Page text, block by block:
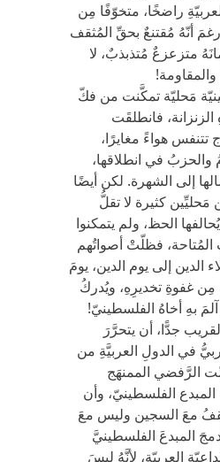
راضخًا، متخوّفًا مِن
أنّهُ مُقتنعٌ بحقِّ المُثقف
متزعزعٌ مُتذبذبٌ، لا
مَحليّة تمكَّنت من فكّ
فانطلقَت
هواءً مغايرًا،
والحزبُ في انطلاقها،
إلى الشهرة. لكن أيضًا
كثيرة لا تقلُّ
الحظ، ولم يتمكنوا
فظلّتْ أصواتُهم
إلى يوم الدين، يومَ
مِن غفوةِ تخديرِهِ، ويُدركُ
بهِ أخاهُ الفلسطينيّ!
جدًّا، أن يتحرَّرَ
في الدولِ العربيَّةِ من
الرَّفضي الممنهَج
المبدع الفلسطينيّ، وأن
يقفُ معَ السجين وليس معَ
المبدعَ الفلسطينيَّ
العربِيّة، لأنَّهُ ليسَ